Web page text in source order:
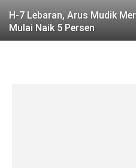
H-7 Lebaran, Arus Mudik
Mulai Naik 5 Persen